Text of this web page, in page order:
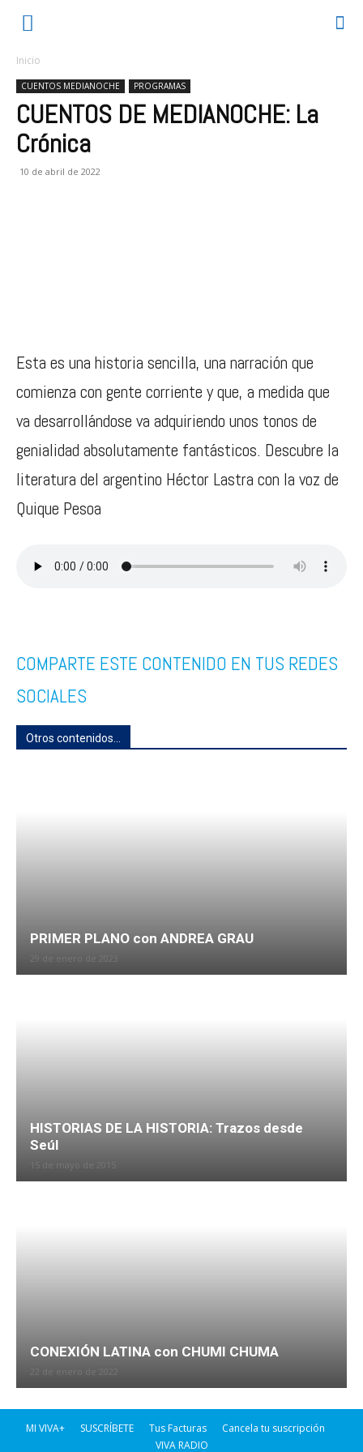
Inicio
CUENTOS MEDIANOCHE PROGRAMAS
CUENTOS DE MEDIANOCHE: La
Crónica
10 de abril de 2022
Esta es una historia sencilla, una narración que
comienza con gente corriente y que, a medida que
va desarrollándose va adquiriendo unos tonos de
genialidad absolutamente fantásticos. Descubre la
literatura del argentino Héctor Lastra con la voz de
Quique Pesoa
COMPARTE ESTE CONTENIDO EN TUS REDES
SOCIALES
Otros contenidos...
PRIMER PLANO con ANDREA GRAU
29 de enero de 2023
HISTORIAS DE LA HISTORIA: Trazos desde
Seúl
15 de mayo de 2015
CONEXIÓN LATINA con CHUMI CHUMA
MI VIVA+ SUSCRÍBETE Tus Facturas
Cancela tu suscripción
VIVA RADIO